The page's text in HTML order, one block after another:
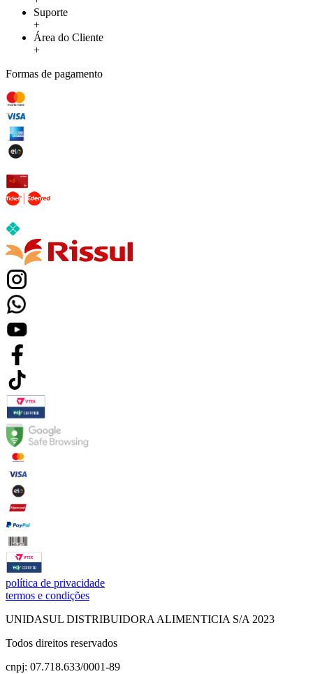
Suporte
+
Área do Cliente
+
Formas de pagamento
política de privacidade
termos e condições
UNIDASUL DISTRIBUIDORA ALIMENTICIA S/A 2023
Todos direitos reservados
cnpj: 07.718.633/0001-89